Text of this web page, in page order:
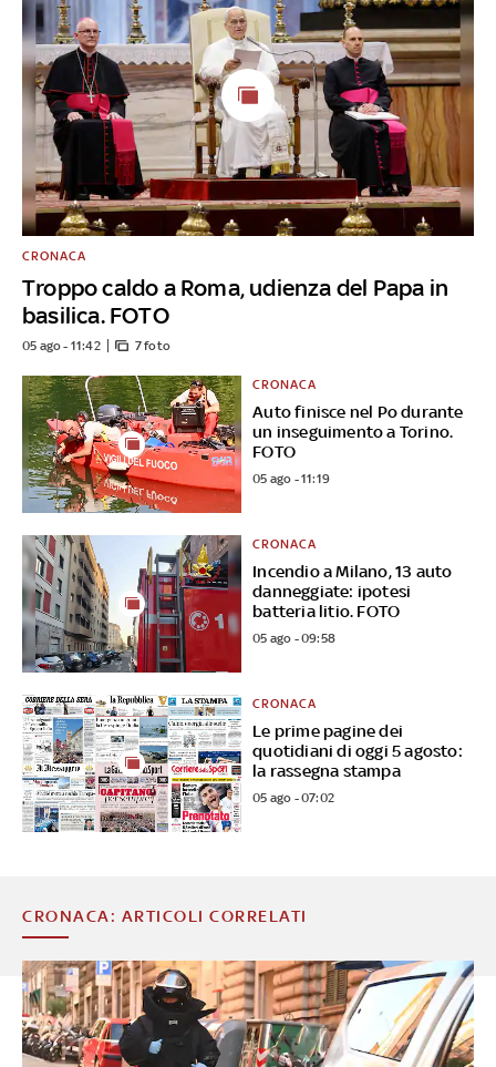
Troppo caldo a Roma, udienza del Papa in
basilica. FOTO
CRONACA
05 ago - 11:42 7 foto
Auto finisce nel Po durante
un inseguimento a Torino.
FOTO
CRONACA
05 ago - 11:19
Incendio a Milano, 13 auto
danneggiate: ipotesi
batteria litio. FOTO
CRONACA
05 ago - 09:58
Le prime pagine dei
quotidiani di oggi 5 agosto:
la rassegna stampa
CRONACA
05 ago - 07:02
CRONACA: ARTICOLI CORRELATI